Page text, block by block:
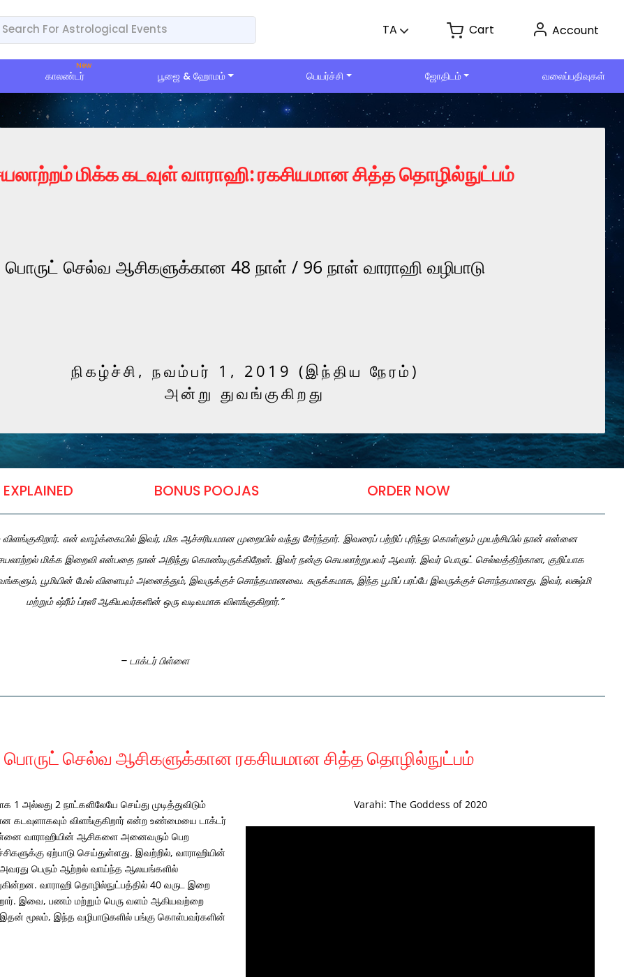
TA Cart Account
காலண்டர் பூஜை & ஹோமம் பெயர்ச்சி ஜோதிடம் வலைப்பதிவுகள்
மிக்க கடவுள் வாராஹி: ரகசியமான சித்த தொழில்நுட்பம்
பொருட் செல்வ ஆசிகளுக்கான 48 நாள் / 96 நாள் வாராஹி வழிபாடு
நிகழ்ச்சி, நவம்பர் 1, 2019 (இந்திய நேரம்)
அன்று துவங்குகிறது
BONUS POOJAS ORDER NOW
என் வாழ்க்கையில் இவர், மிக ஆச்சரியமான முறையில் வந்து சேர்ந்தார். இவரைப் பற்றிப் புரிந்து கொள்ளும் முயற்சியில் நான் என்னை
மிக்க இறைவி என்பதை நான் அறிந்து கொண்டிருக்கிறேன். இவர் நன்கு செயலாற்றுபவர் ஆவார். இவர் பொருட் செல்வத்திற்கான, குறிப்பாக
பூமியின் மேல் விளையும் அனைத்தும், இவருக்குச் சொந்தமானவை. சுருக்கமாக, இந்த பூமிப் பரப்பே இவருக்குச் சொந்தமானது. இவர், லக்ஷ்மி
மற்றும் ஷ்ரீம் ப்ரஸீ ஆகியவர்களின் ஒரு வடிவமாக விளங்குகிறார்.”
– டாக்டர் பிள்ளை
செல்வ ஆசிகளுக்கான ரகசியமான சித்த தொழில்நுட்பம்
Varahi: The Goddess of 2020
அல்லது 2 நாட்களிலேயே செய்து முடித்துவிடும்
கடவுளாகவும் விளங்குகிறார் என்ற உண்மையை டாக்டர்
வாராஹியின் ஆசிகளை அனைவரும் பெற
ஏற்பாடு செய்துள்ளது. இவற்றில், வாராஹியின்
அவரது பெரும் ஆற்றல் வாய்ந்த ஆலயங்களில்
வாராஹி தொழில்நுட்பத்தில் 40 வருட இறை
இவை, பணம் மற்றும் பெரு வளம் ஆகியவற்றை
மூலம், இந்த வழிபாடுகளில் பங்கு கொள்பவர்களின்